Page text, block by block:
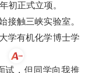
初正式立项。
接触三峡实验室。
学有机化学博士学
试，但同学向我推